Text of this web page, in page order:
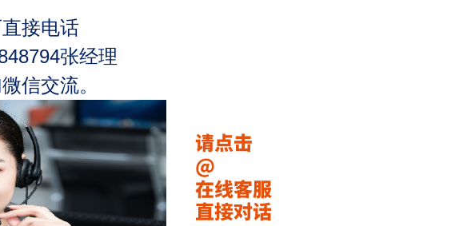
接电话
张经理
信交流。